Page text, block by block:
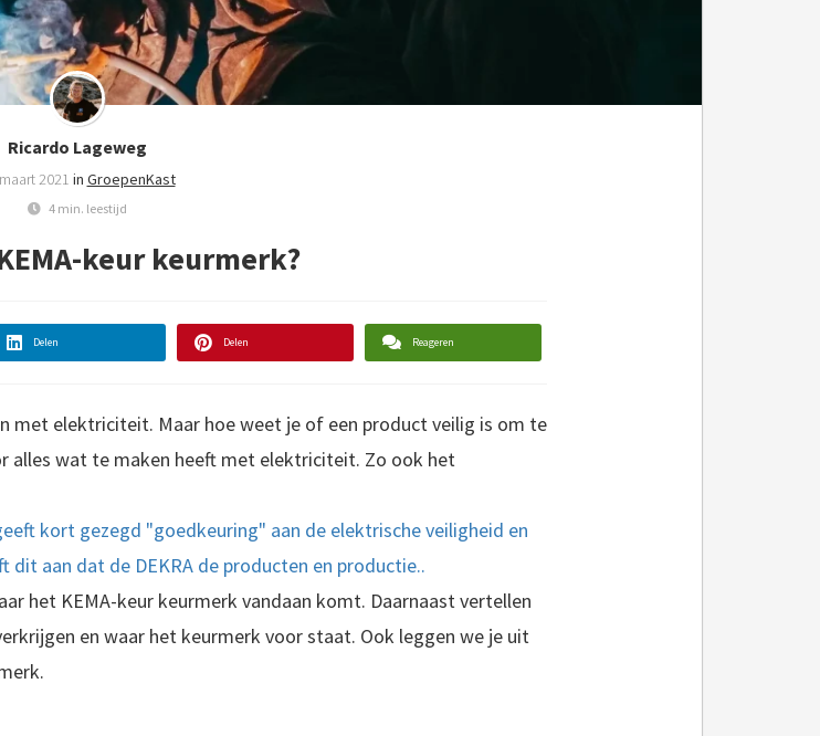
Ricardo Lageweg
2021 in GroepenKast
4 min. leestijd
keur keurmerk?
Delen Delen Reageren
met elektriciteit. Maar hoe weet je of een product veilig is om te
alles wat te maken heeft met elektriciteit. Zo ook het
kort gezegd "goedkeuring" aan de elektrische veiligheid en
aan dat de DEKRA de producten en productie..
het KEMA-keur keurmerk vandaan komt. Daarnaast vertellen
en waar het keurmerk voor staat. Ook leggen we je uit